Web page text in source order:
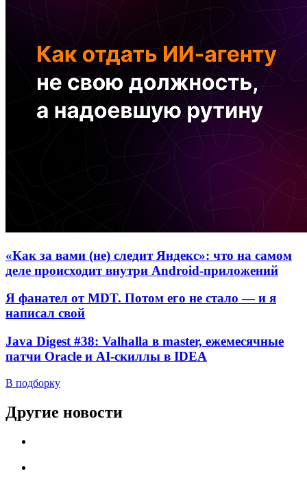
«Как за вами (не) следит Яндекс»: что на самом
деле происходит внутри Android-приложений
Я фанател от MDT. Потом его не стало — и я
написал свой
Java Digest #38: Valhalla в master, ежемесячные
патчи Oracle и AI-скиллы в IDEA
В подборку
Другие новости